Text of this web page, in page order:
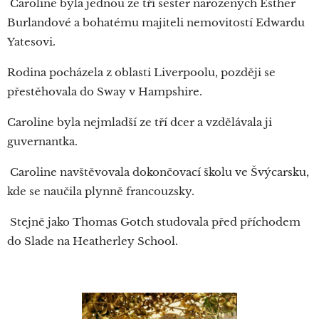
Caroline byla jednou ze tří sester narozených Esther
Burlandové a bohatému majiteli nemovitostí Edwardu
Yatesovi.
Rodina pocházela z oblasti Liverpoolu, později se
přestěhovala do Sway v Hampshire.
Caroline byla nejmladší ze tří dcer a vzdělávala ji
guvernantka.
Caroline navštěvovala dokončovací školu ve Švýcarsku,
kde se naučila plynně francouzsky.
Stejně jako Thomas Gotch studovala před příchodem
do Slade na Heatherley School.